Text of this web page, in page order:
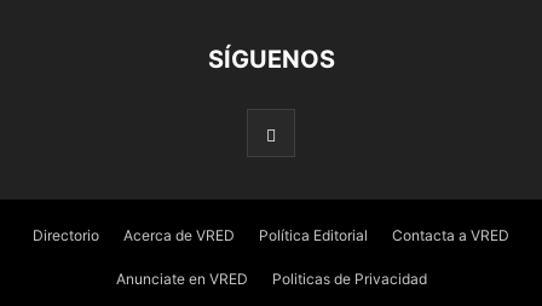
SÍGUENOS
Directorio Acerca de VRED Política Editorial Contacta a VRED
Anunciate en VRED Politicas de Privacidad